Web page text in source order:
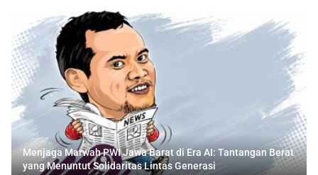
Menjaga Marwah PWI Jawa Barat di Era AI: Tantangan Berat
yang Menuntut Solidaritas Lintas Generasi